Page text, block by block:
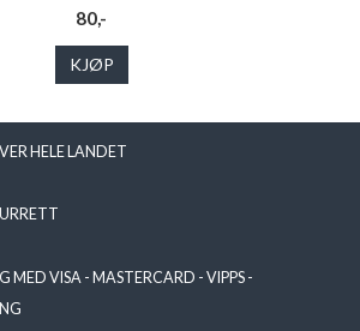
80,-
KJØP
HELE LANDET
MED VISA - MASTERCARD - VIPPS -